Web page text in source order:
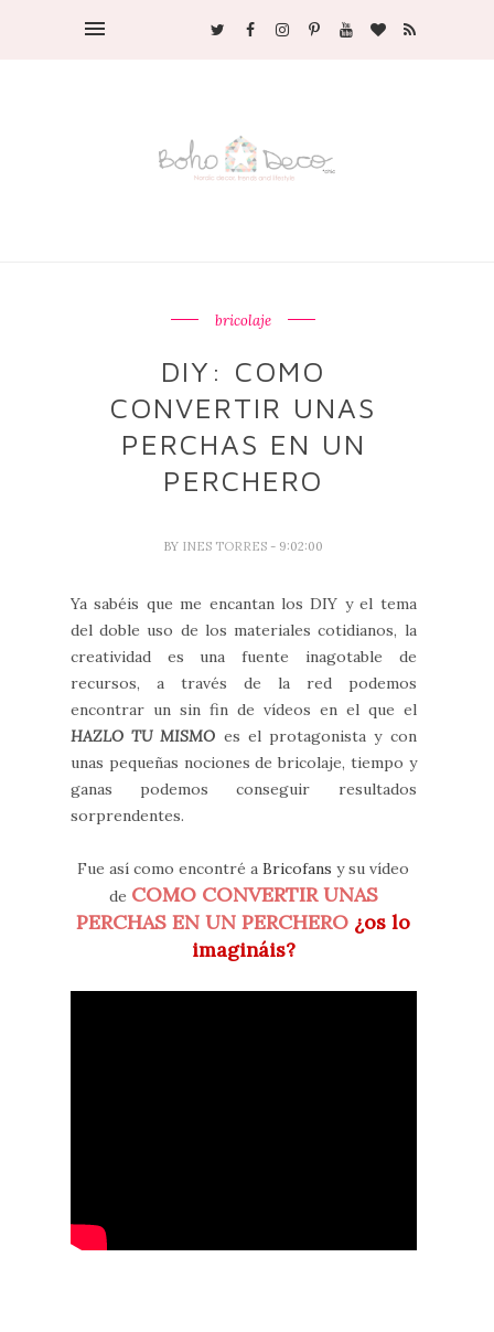
bricolaje
DIY: COMO
CONVERTIR UNAS
PERCHAS EN UN
PERCHERO
BY INES TORRES - 9:02:00
Ya sabéis que me encantan los DIY y el tema
del doble uso de los materiales cotidianos, la
creatividad es una fuente inagotable de
recursos, a través de la red podemos
encontrar un sin fin de vídeos en el que el
HAZLO TU MISMO es el protagonista y con
unas pequeñas nociones de bricolaje, tiempo y
ganas podemos conseguir resultados
sorprendentes.
Fue así como encontré aBricofans y su vídeo
de COMO CONVERTIR UNAS
PERCHAS EN UN PERCHERO ¿os lo
imagináis?